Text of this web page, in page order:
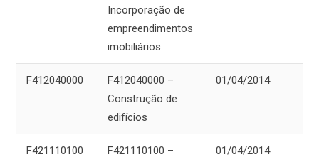
Incorporação de
empreendimentos
imobiliários
F412040000
F412040000 –
Construção de
edifícios
01/04/2014
F421110100
F421110100 –
01/04/2014